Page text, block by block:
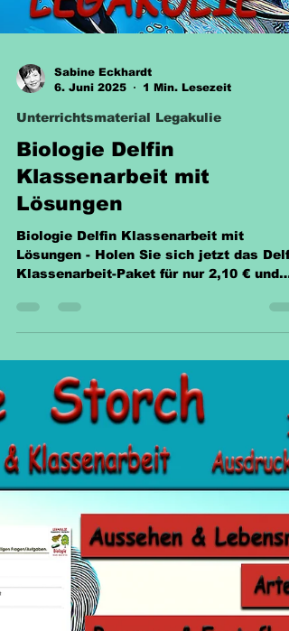
6. Juni 2025
Unterrichtsmaterial Legakulie
Biologie Delfin
Klassenarbeit mit
Lösungen
Biologie Delfin Klassenarbeit mit
Lösungen - Holen Sie sich jetzt das
Klassenarbeit-Paket für nur 2,10 € und
seien Sie bestens gerüstet!
Fragen zu dem Thema: Delfin • Tümmler
Spinnerdelfin • Flussdelfin • Borneodelfin
• Arten • Nahrung • Lebensraum •
Aussehen • Alter • Paarung • Feinde •
Fortpflanzung • Größe • Gewicht •
Entwicklung • Blasloch • Finne • Fluke •